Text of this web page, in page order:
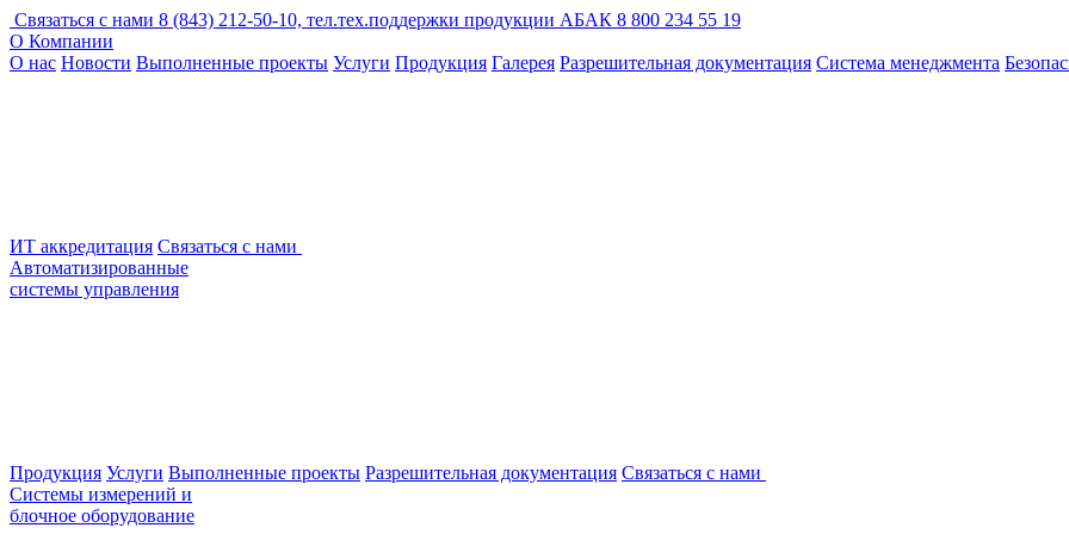
Связаться с нами 8 (843) 212-50-10, тел.тех.поддержки продукции АБАК 8 800 234 55 19
О Компании
О нас Новости Выполненные проекты Услуги Продукция Галерея Разрешительная документация Система менеджмента
ИТ аккредитация Связаться с нами
Автоматизированные
системы управления
Продукция Услуги Выполненные проекты Разрешительная документация Связаться с нами
Системы измерений и
блочное оборудование